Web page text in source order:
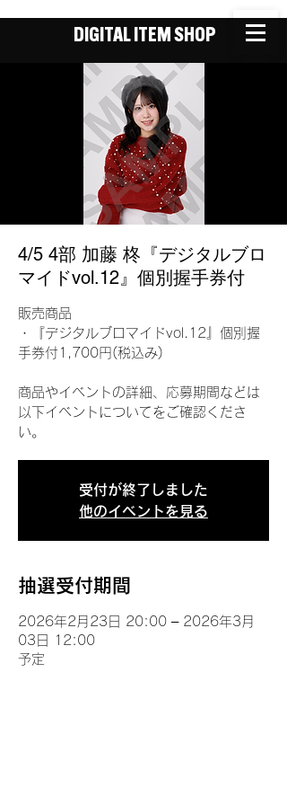
DIGITAL ITEM SHOP
4/5 4部 加藤 柊『デジタルブロ
マイドvol.12』個別握手券付
販売商品
・『デジタルブロマイドvol.12』個別握
手券付1,700円(税込み)
商品やイベントの詳細、応募期間などは
以下イベントについてをご確認くださ
い。
受付が終了しました
他のイベントを見る
抽選受付期間
2026年2月23日 20:00 – 2026年3月
03日 12:00
予定